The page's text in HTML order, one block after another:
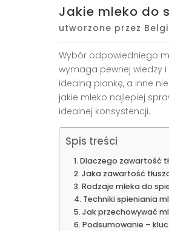
Jakie mleko do
utworzone przez
Wybór odpowiedniego
wymaga pewnej wiedzy
idealną piankę, a inne
jakie mleko najlepiej
idealnej konsystencji.
Spis treści
Dlaczego zawartość
Jaka zawartość
Rodzaje mleka do
Techniki spieniania
Jak przechowywać
Podsumowanie –